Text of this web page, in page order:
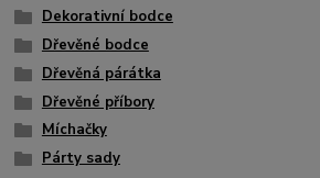
Dekorativní bodce
Dřevěné bodce
Dřevěná párátka
Dřevěné příbory
Míchačky
Párty sady